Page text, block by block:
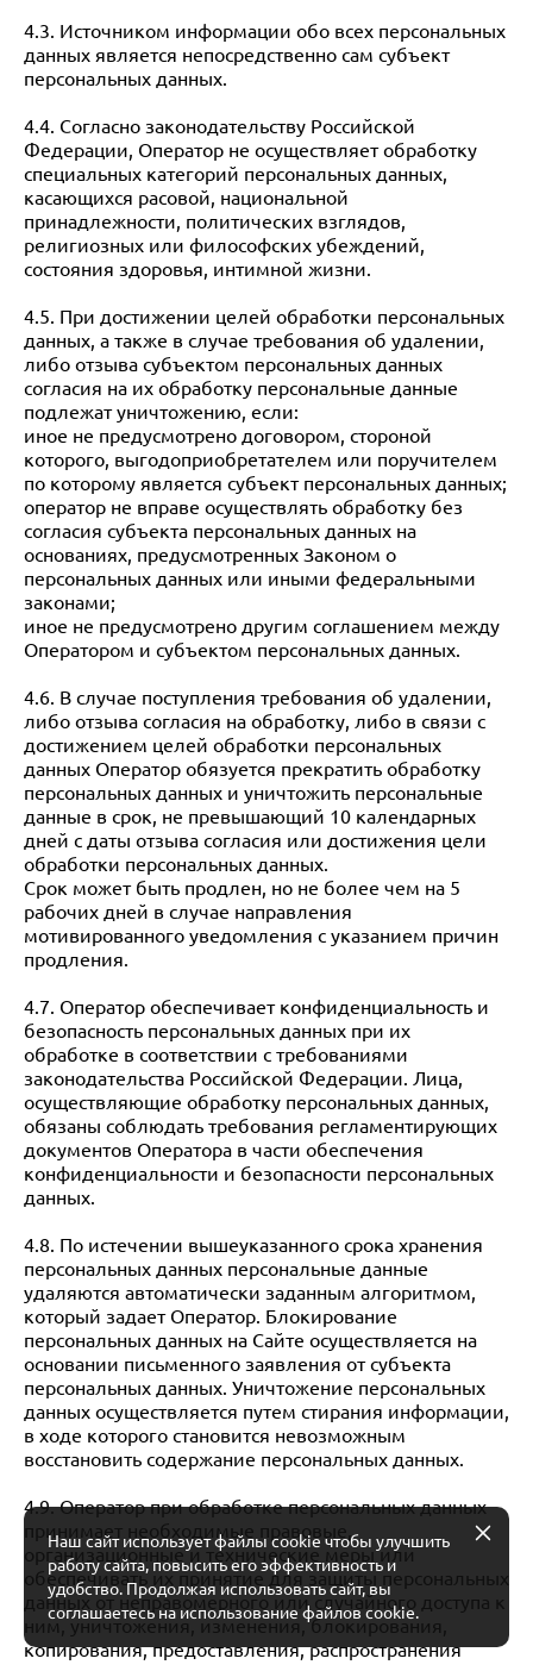
4.3. Источником информации обо всех персональных
данных является непосредственно сам субъект
персональных данных.
4.4. Согласно законодательству Российской
Федерации, Оператор не осуществляет обработку
специальных категорий персональных данных,
касающихся расовой, национальной
принадлежности, политических взглядов,
религиозных или философских убеждений,
состояния здоровья, интимной жизни.
4.5. При достижении целей обработки персональных
данных, а также в случае требования об удалении,
либо отзыва субъектом персональных данных
согласия на их обработку персональные данные
подлежат уничтожению, если:
иное не предусмотрено договором, стороной
которого, выгодоприобретателем или поручителем
по которому является субъект персональных данных;
оператор не вправе осуществлять обработку без
согласия субъекта персональных данных на
основаниях, предусмотренных Законом о
персональных данных или иными федеральными
законами;
иное не предусмотрено другим соглашением между
Оператором и субъектом персональных данных.
4.6. В случае поступления требования об удалении,
либо отзыва согласия на обработку, либо в связи с
достижением целей обработки персональных
данных Оператор обязуется прекратить обработку
персональных данных и уничтожить персональные
данные в срок, не превышающий 10 календарных
дней с даты отзыва согласия или достижения цели
обработки персональных данных.
Срок может быть продлен, но не более чем на 5
рабочих дней в случае направления
мотивированного уведомления с указанием причин
продления.
4.7. Оператор обеспечивает конфиденциальность и
безопасность персональных данных при их
обработке в соответствии с требованиями
законодательства Российской Федерации. Лица,
осуществляющие обработку персональных данных,
обязаны соблюдать требования регламентирующих
документов Оператора в части обеспечения
конфиденциальности и безопасности персональных
данных.
4.8. По истечении вышеуказанного срока хранения
персональных данных персональные данные
удаляются автоматически заданным алгоритмом,
который задает Оператор. Блокирование
персональных данных на Сайте осуществляется на
основании письменного заявления от субъекта
персональных данных. Уничтожение персональных
данных осуществляется путем стирания информации,
в ходе которого становится невозможным
восстановить содержание персональных данных.
4.9. Оператор при обработке персональных данных
принимает необходимые правовые,
организационные и технические меры или
обеспечивать их принятие для защиты персональных
данных от неправомерного или случайного доступа к
ним, уничтожения, изменения, блокирования,
копирования, предоставления, распространения
Наш сайт использует файлы cookie чтобы улучшить
работу сайта, повысить его эффективность и
удобство. Продолжая использовать сайт, вы
соглашаетесь на использование файлов cookie.